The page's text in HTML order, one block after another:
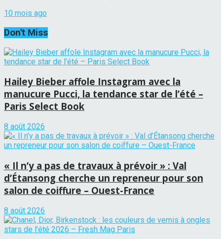
10 mois ago
Don't Miss
Hailey Bieber affole Instagram avec la
manucure Pucci, la tendance star de l’été –
Paris Select Book
8 août 2026
« Il n’y a pas de travaux à prévoir » : Val
d’Étansong cherche un repreneur pour son
salon de coiffure – Ouest-France
8 août 2026